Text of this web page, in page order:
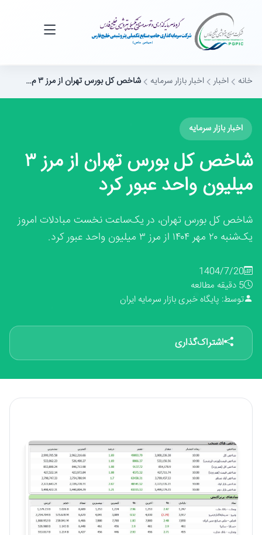
خانه اخبار اخبار بازار سرمایه شاخص کل بورس تهران از مرز ۳ م…
اخبار بازار سرمایه
شاخص کل بورس تهران از مرز ۳
میلیون واحد عبور کرد
شاخص کل بورس تهران، در یک‌ساعت نخست مبادلات امروز
یک‌شنبه ۲۰ مهر ۱۴۰۴ از مرز ۳ میلیون واحد عبور کرد.
1404/7/20
5 دقیقه مطالعه
توسط: پایگاه خبری بازار سرمایه ایران
اشتراک‌گذاری